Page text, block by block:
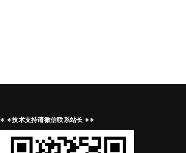
※ ※技术支持请微信联系站长 ※※